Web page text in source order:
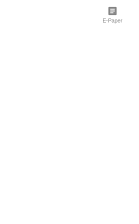
E-Paper